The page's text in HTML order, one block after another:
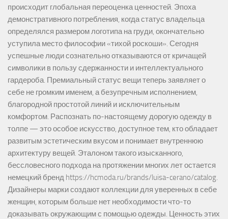
происходит глобальная переоценка ценностей. Эпоха
демонстративного потребления, когда статус владельца
определялся размером логотипа на груди, окончательно
уступила место философии «тихой роскоши». Сегодня
успешные люди сознательно отказываются от кричащей
символики в пользу сдержанности и интеллектуального
гардероба. Премиальный статус вещи теперь заявляет о
себе не громким именем, а безупречным исполнением,
благородной простотой линий и исключительным
комфортом. Распознать по-настоящему дорогую одежду в
толпе — это особое искусство, доступное тем, кто обладает
развитым эстетическим вкусом и понимает внутреннюю
архитектуру вещей. Эталоном такого изысканного,
бессловесного подхода на протяжении многих лет остается
немецкий бренд https://hcmoda.ru/brands/luisa-cerano/catalog.
Дизайнеры марки создают коллекции для уверенных в себе
женщин, которым больше нет необходимости что-то
доказывать окружающим с помощью одежды. Ценность этих